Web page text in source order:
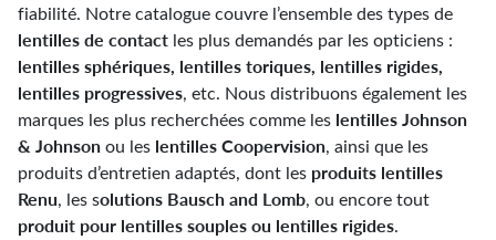
fiabilité. Notre catalogue couvre l’ensemble des types de
lentilles de contact les plus demandés par les opticiens :
lentilles sphériques, lentilles toriques, lentilles rigides,
lentilles progressives, etc. Nous distribuons également les
marques les plus recherchées comme les lentilles Johnson
& Johnsonou les lentilles Coopervision, ainsi que les
produits d’entretien adaptés, dont les produits lentilles
Renu, les solutions Bausch and Lomb, ou encore tout
produit pour lentilles souples ou lentilles rigides.